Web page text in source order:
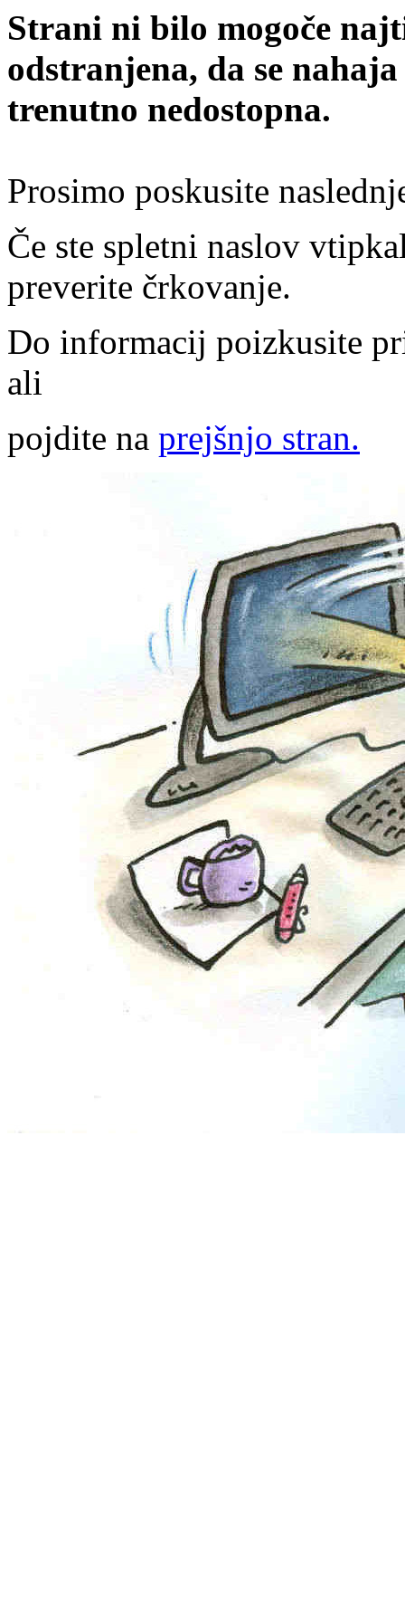
Strani ni bilo mogoče
odstranjena, da se
trenutno nedostopna.
Prosimo poskusite
Če ste spletni naslov
preverite črkovanje.
Do informacij poizkusite
ali
pojdite na prejšnjo stran.